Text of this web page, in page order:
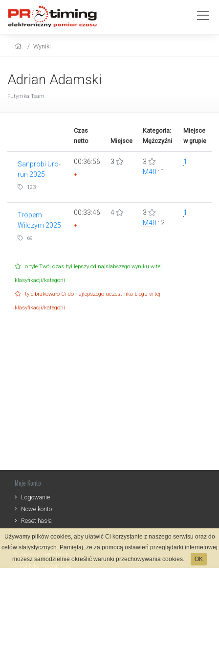
Wyniki
Adrian Adamski
Futymka Team
Czas
netto
Miejsce
Kategoria:
Mężczyźni
Miejsce
w grupie
Sanprobi Uro-
run 2025
123
00:36:56
+
3
3
M40 : 1
1
Tropem
Wilczym 2025
69
00:33:46
+
4
3
M40 : 2
1
o tyle Twój czas był lepszy od najsłabszego wyniku w tej
klasyfikacji/kategorii
tyle brakowało Ci do najlepszego uczestnika biegu w tej
klasyfikacji/kategorii
Moje Konto
Logowanie
Nowe konto
Reset hasła
Informacje
Używamy plików cookies, aby ułatwić Ci korzystanie z naszego serwisu oraz do
celów statystycznych. Pamiętaj, że za pomocą ustawień przeglądarki internetowej
możesz samodzielnie określić warunki przechowywania cookies.
OK